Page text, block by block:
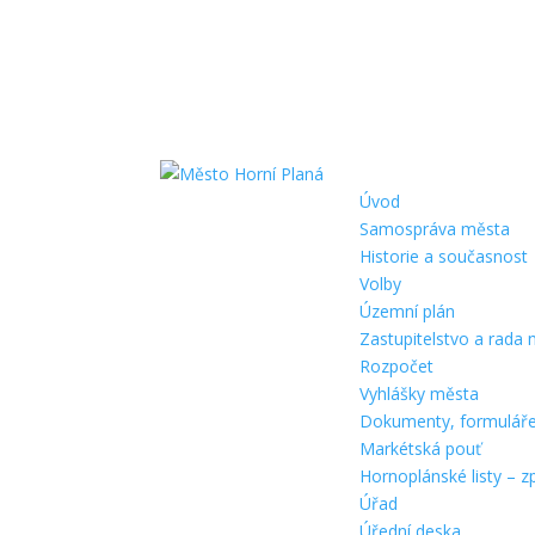
Úvod
Samospráva města
Historie a současnost
Volby
Územní plán
Zastupitelstvo a rada
Rozpočet
Vyhlášky města
Dokumenty, formuláře
Markétská pouť
Hornoplánské listy –
Úřad